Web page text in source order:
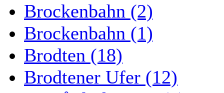
Brockenbahn (2)
Brockenbahn (1)
Brodten (18)
Brodtener Ufer (12)